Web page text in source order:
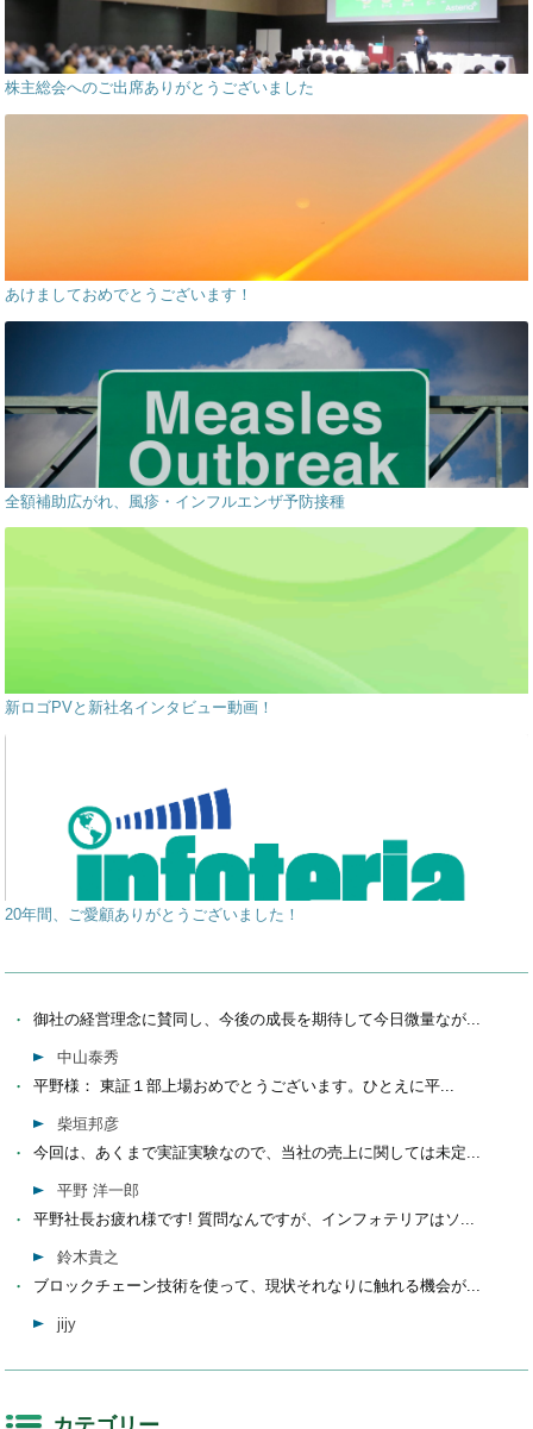
株主総会へのご出席ありがとうございました
あけましておめでとうございます！
全額補助広がれ、風疹・インフルエンザ予防接種
新ロゴPVと新社名インタビュー動画！
20年間、ご愛顧ありがとうございました！
御社の経営理念に賛同し、今後の成長を期待して今日微量なが...
中山泰秀
平野様： 東証１部上場おめでとうございます。ひとえに平...
柴垣邦彦
今回は、あくまで実証実験なので、当社の売上に関しては未定...
平野 洋一郎
平野社長お疲れ様です! 質問なんですが、インフォテリアはソ...
鈴木貴之
ブロックチェーン技術を使って、現状それなりに触れる機会が...
jijy